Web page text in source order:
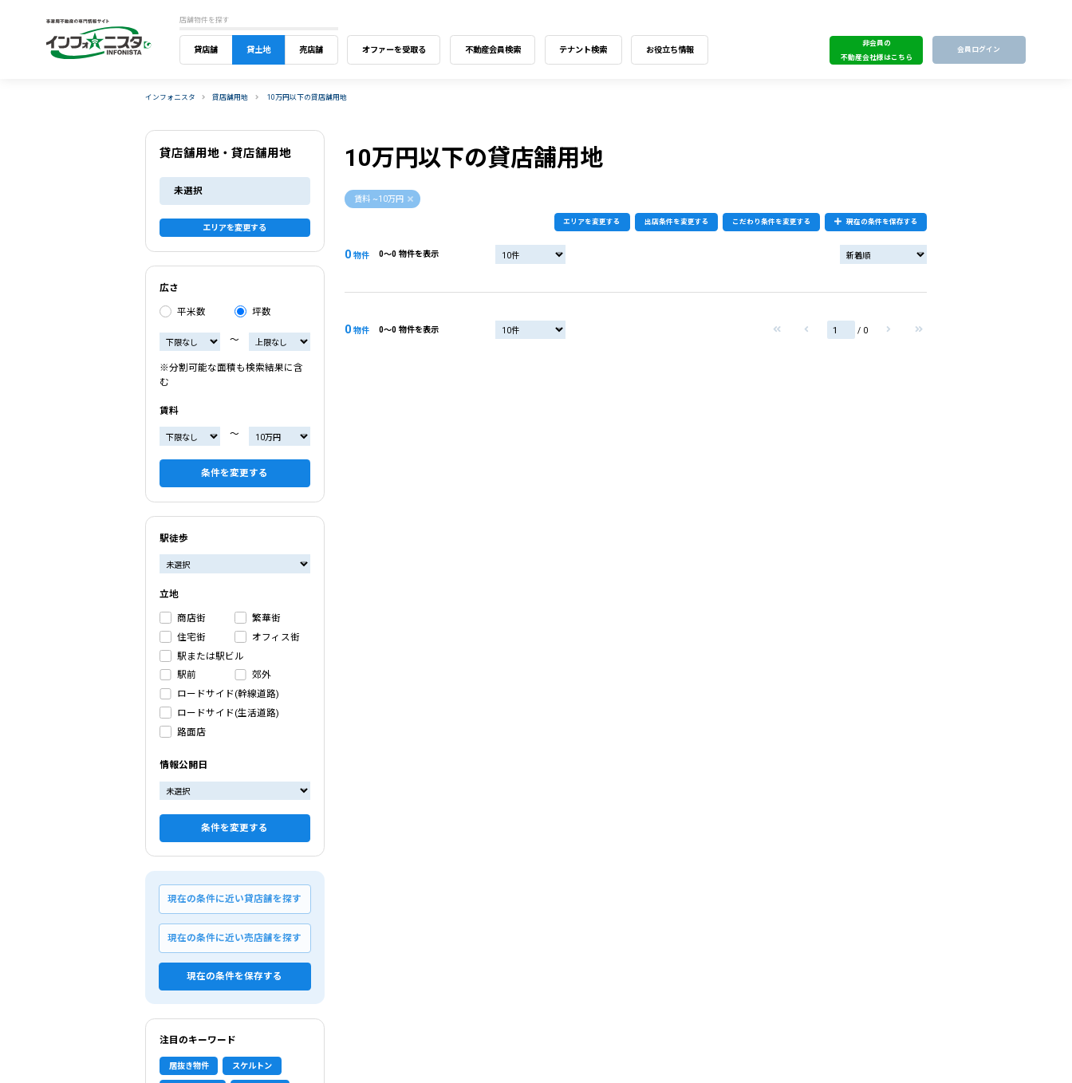
店舗物件を探す
貸店舗 貸土地 売店舗 オファーを受取る 不動産会員検索 テナント検索 お役立ち情報
非会員の
不動産会社様はこちら
会員ログイン
インフォニスタ 貸店舗用地 10万円以下の貸店舗用地
10万円以下の貸店舗用地
賃料 ~10万円
エリアを変更する 出店条件を変更する こだわり条件を変更する 現在の条件を保存する
0物件 0〜0 物件を表示
0物件 0〜0 物件を表示 / 0
貸店舗用地・貸店舗用地
未選択
エリアを変更する
広さ
平米数 坪数
〜
※分割可能な面積も検索結果に含
む
賃料
〜
条件を変更する
駅徒歩
立地
商店街
繁華街
住宅街
オフィス街
駅または駅ビル
駅前
郊外
ロードサイド(幹線道路)
ロードサイド(生活道路)
路面店
情報公開日
条件を変更する
現在の条件に近い貸店舗を探す
現在の条件に近い売店舗を探す
現在の条件を保存する
注目のキーワード
居抜き物件 スケルトン